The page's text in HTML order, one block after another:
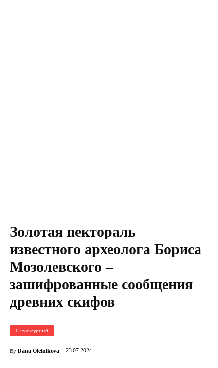
Золотая пектораль
известного археолога Бориса
Мозолевского –
зашифрованные сообщения
древних скифов
Я культурный
By Dana Oleinikova 23.07.2024